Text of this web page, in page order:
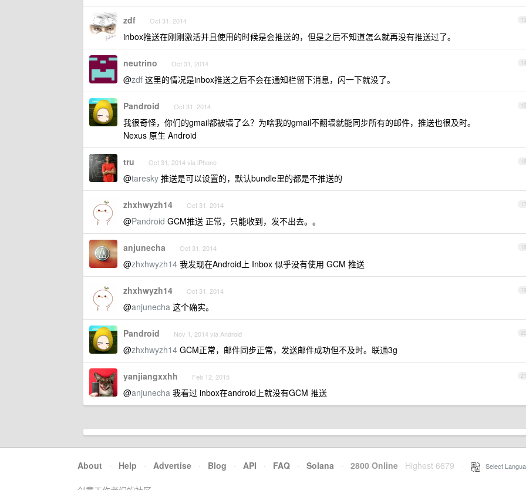
13
zdf Oct 31, 2014
inbox推送在刚刚激活并且使用的时候是会推送的，但是之后不知道怎么就再没有推送过了。
14
neutrino Oct 31, 2014
@zdf 这里的情况是inbox推送之后不会在通知栏留下消息，闪一下就没了。
15
Pandroid Oct 31, 2014
我很奇怪，你们的gmail都被墙了么？为啥我的gmail不翻墙就能同步所有的邮件，推送也很及时。
Nexus 原生 Android
16
tru Oct 31, 2014 via iPhone
@taresky 推送是可以设置的，默认bundle里的都是不推送的
17
zhxhwyzh14 Oct 31, 2014
@Pandroid GCM推送 正常，只能收到，发不出去。。
18
anjunecha Oct 31, 2014
@zhxhwyzh14 我发现在Android上 Inbox 似乎没有使用 GCM 推送
19
zhxhwyzh14 Oct 31, 2014
@anjunecha 这个确实。
20
Pandroid Nov 1, 2014 via Android
@zhxhwyzh14 GCM正常，邮件同步正常，发送邮件成功但不及时。联通3g
21
yanjiangxxhh Feb 12, 2015
@anjunecha 我看过 inbox在android上就没有GCM 推送
About · Help · Advertise · Blog · API · FAQ · Solana · 2800 Online Highest 6679 Select